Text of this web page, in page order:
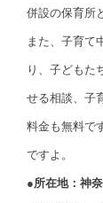
併設の保育所
また、子育て
り、子どもた
せる相談、子
料金も無料で
ですよ。
●所在地：神